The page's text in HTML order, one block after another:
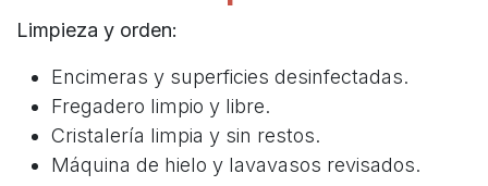
Limpieza y orden:
Encimeras y superficies desinfectadas.
Fregadero limpio y libre.
Cristalería limpia y sin restos.
Máquina de hielo y lavavasos revisados.